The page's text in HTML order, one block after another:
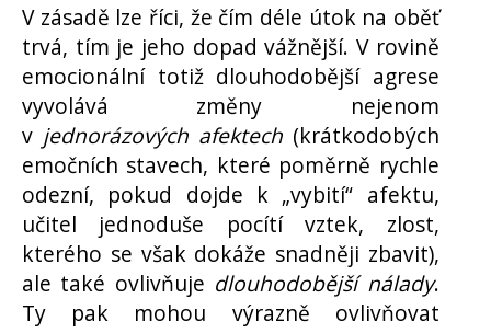
V zásadě lze říci, že čím déle útok na oběť
trvá, tím je jeho dopad vážnější. V rovině
emocionální totiž dlouhodobější agrese
vyvolává změny nejenom
v jednorázových afektech(krátkodobých
emočních stavech, které poměrně rychle
odezní, pokud dojde k „vybití“ afektu,
učitel jednoduše pocítí vztek, zlost,
kterého se však dokáže snadněji zbavit),
ale také ovlivňuje dlouhodobější nálady.
Ty pak mohou výrazně ovlivňovat